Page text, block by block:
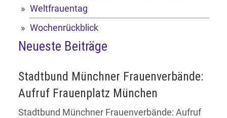
Weltfrauentag
Wochenrückblick
Neueste Beiträge
Stadtbund Münchner Frauenverbände:
Aufruf Frauenplatz München
Stadtbund Münchner Frauenverbände: Aufruf